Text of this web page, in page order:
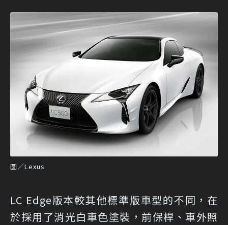
圖／Lexus
LC Edge版本較其他標準版車型的不同，在
於採用了消光白車色塗裝，前保桿、車外照